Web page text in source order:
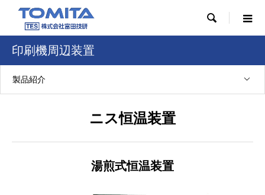

印刷機周辺装置
製品紹介
ニス恒温装置
湯煎式恒温装置